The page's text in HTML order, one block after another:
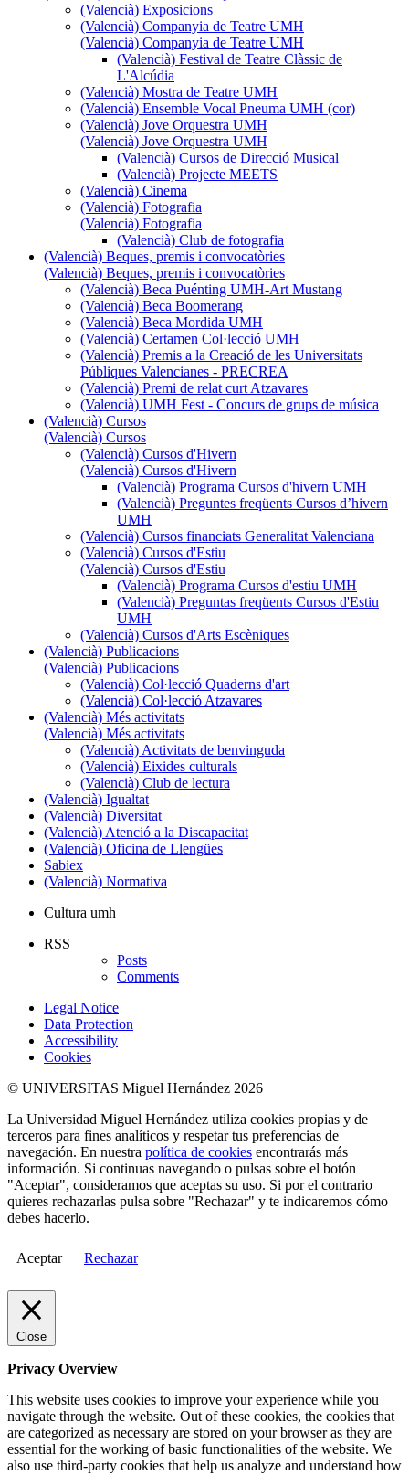
(Valencià) Exposicions
(Valencià) Companyia de Teatre UMH
(Valencià) Companyia de Teatre UMH
(Valencià) Festival de Teatre Clàssic de
L'Alcúdia
(Valencià) Mostra de Teatre UMH
(Valencià) Ensemble Vocal Pneuma UMH (cor)
(Valencià) Jove Orquestra UMH
(Valencià) Jove Orquestra UMH
(Valencià) Cursos de Direcció Musical
(Valencià) Projecte MEETS
(Valencià) Cinema
(Valencià) Fotografia
(Valencià) Fotografia
(Valencià) Club de fotografia
(Valencià) Beques, premis i convocatòries
(Valencià) Beques, premis i convocatòries
(Valencià) Beca Puénting UMH-Art Mustang
(Valencià) Beca Boomerang
(Valencià) Beca Mordida UMH
(Valencià) Certamen Col·lecció UMH
(Valencià) Premis a la Creació de les Universitats
Públiques Valencianes - PRECREA
(Valencià) Premi de relat curt Atzavares
(Valencià) UMH Fest - Concurs de grups de música
(Valencià) Cursos
(Valencià) Cursos
(Valencià) Cursos d'Hivern
(Valencià) Cursos d'Hivern
(Valencià) Programa Cursos d'hivern UMH
(Valencià) Preguntes freqüents Cursos d’hivern
UMH
(Valencià) Cursos financiats Generalitat Valenciana
(Valencià) Cursos d'Estiu
(Valencià) Cursos d'Estiu
(Valencià) Programa Cursos d'estiu UMH
(Valencià) Preguntas freqüents Cursos d'Estiu
UMH
(Valencià) Cursos d'Arts Escèniques
(Valencià) Publicacions
(Valencià) Publicacions
(Valencià) Col·lecció Quaderns d'art
(Valencià) Col·lecció Atzavares
(Valencià) Més activitats
(Valencià) Més activitats
(Valencià) Activitats de benvinguda
(Valencià) Eixides culturals
(Valencià) Club de lectura
(Valencià) Igualtat
(Valencià) Diversitat
(Valencià) Atenció a la Discapacitat
(Valencià) Oficina de Llengües
Sabiex
(Valencià) Normativa
Cultura umh
RSS
Posts
Comments
Legal Notice
Data Protection
Accessibility
Cookies
© UNIVERSITAS Miguel Hernández 2026
La Universidad Miguel Hernández utiliza cookies propias y de
terceros para fines analíticos y respetar tus preferencias de
navegación. En nuestra política de cookies encontrarás más
información. Si continuas navegando o pulsas sobre el botón
"Aceptar", consideramos que aceptas su uso. Si por el contrario
quieres rechazarlas pulsa sobre "Rechazar" y te indicaremos cómo
debes hacerlo.
Aceptar Rechazar
Close
Privacy Overview
This website uses cookies to improve your experience while you
navigate through the website. Out of these cookies, the cookies that
are categorized as necessary are stored on your browser as they are
essential for the working of basic functionalities of the website. We
also use third-party cookies that help us analyze and understand how